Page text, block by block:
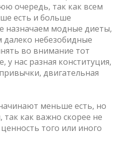
очередь, так как всем
есть и больше
назначаем модные диеты,
далеко небезобидные
во внимание тот
у нас разная конституция,
двигательная
меньше есть, но
так как важно скорее не
того или иного